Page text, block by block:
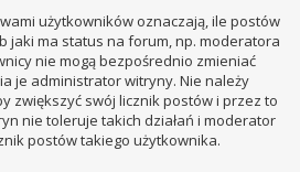
użytkowników oznaczają, ile postów
jaki ma status na forum, np. moderatora
nie mogą bezpośrednio zmieniać
je administrator witryny. Nie należy
zwiększyć swój licznik postów i przez to
nie toleruje takich działań i moderator
postów takiego użytkownika.